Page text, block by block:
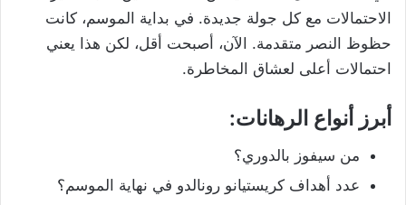
الاحتمالات مع كل جولة جديدة. في بداية الموسم، كانت
حظوظ النصر متقدمة. الآن، أصبحت أقل، لكن هذا يعني
احتمالات أعلى لعشاق المخاطرة.
أبرز أنواع الرهانات:
من سيفوز بالدوري؟
عدد أهداف كريستيانو رونالدو في نهاية الموسم؟